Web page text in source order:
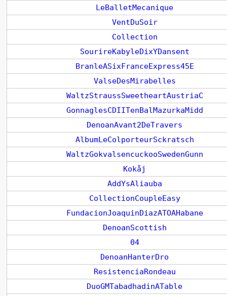
LeBalletMecanique
VentDuSoir
Collection
SourireKabyleDixYDansent
BranleASixFranceExpress45E
ValseDesMirabelles
WaltzStraussSweetheartAustriaC
GonnaglesCDIITenBalMazurkaMidd
DenoanAvant2DeTravers
AlbumLeColporteurSckratsch
WaltzGokvalsencuckooSwedenGunn
Kokåj
AddYsAliauba
CollectionCoupleEasy
FundacionJoaquinDiazATOAHabane
DenoanScottish
04
DenoanHanterDro
ResistenciaRondeau
DuoGMTabadhadinATable